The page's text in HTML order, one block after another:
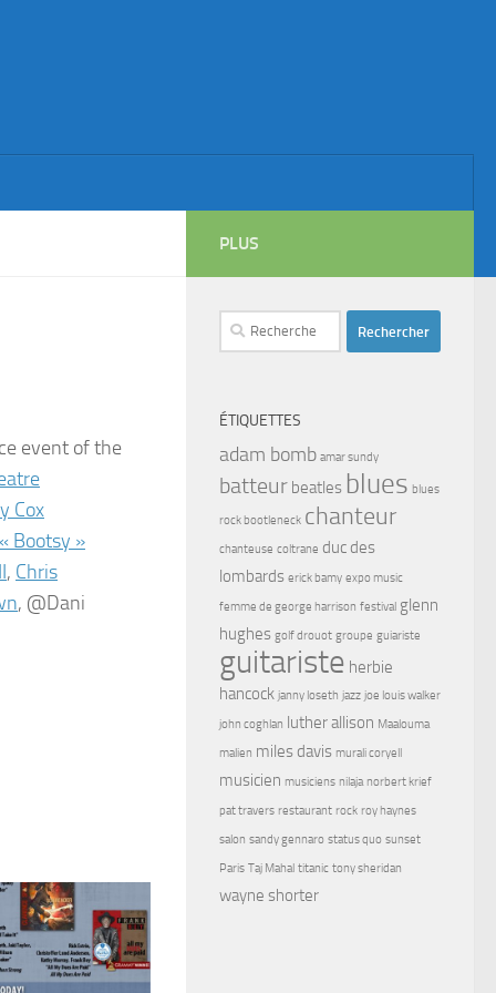
event of the
Cox
Bootsy »
, Chris
, @Dani
PLUS
Rechercher :
ÉTIQUETTES
adam bomb amar sundy
batteur beatles blues blues
rock bootleneck chanteur
chanteuse coltrane duc des
lombards erick bamy expo music
femme de george harrison festival glenn
hughes golf drouot groupe guiariste
guitariste herbie
hancock janny loseth jazz joe louis walker
john coghlan luther allison Maalouma
malien miles davis murali coryell
musicien musiciens nilaja norbert krief
pat travers restaurant rock roy haynes
salon sandy gennaro status quo sunset
Paris Taj Mahal titanic tony sheridan
wayne shorter